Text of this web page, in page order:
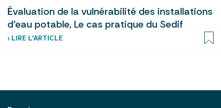
Évaluation de la vulnérabilité des installations
d’eau potable, Le cas pratique du Sedif
› LIRE L’ARTICLE